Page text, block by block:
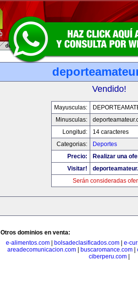
Vendido!
Mayusculas:
Minusculas:
Longitud:
14 caracteres
Categorias:
Deportes
Precio:
Realizar una
Visitar!
Serán consideradas
Otros dominios en venta:
e-alimentos.com| bolsadeclasificados.com| e-
areadecomunicacion.com| buscaromance.com|
ciberperu.com